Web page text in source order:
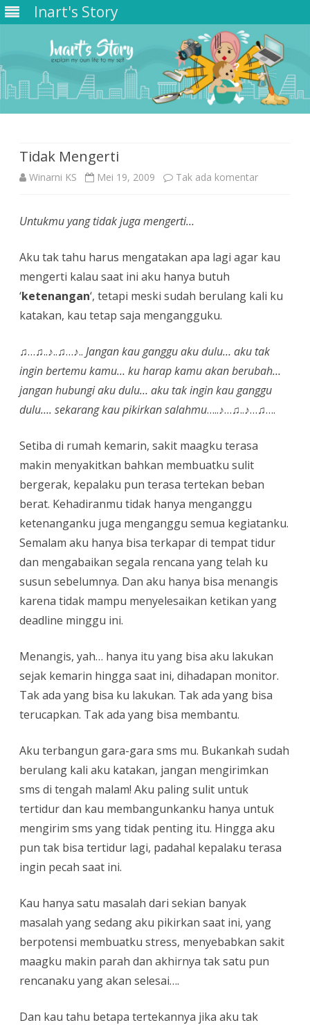
Inart's Story
Tidak Mengerti
Winarni KS Mei 19, 2009 Tak ada komentarpada
Untukmu yang tidak juga mengerti…
Aku tak tahu harus mengatakan apa lagi agar kau
mengerti kalau saat ini aku hanya butuh
‘ketenangan‘, tetapi meski sudah berulang kali ku
katakan, kau tetap saja mengangguku.
♫…♫..♪..♫…♪.. Jangan kau ganggu aku dulu… aku tak
ingin bertemu kamu… ku harap kamu akan berubah…
jangan hubungi aku dulu… aku tak ingin kau ganggu
dulu…. sekarang kau pikirkan salahmu…..♪…♫..♪…♫….
Setiba di rumah kemarin, sakit maagku terasa
makin menyakitkan bahkan membuatku sulit
bergerak, kepalaku pun terasa tertekan beban
berat. Kehadiranmu tidak hanya menganggu
ketenanganku juga menganggu semua kegiatanku.
Semalam aku hanya bisa terkapar di tempat tidur
dan mengabaikan segala rencana yang telah ku
susun sebelumnya. Dan aku hanya bisa menangis
karena tidak mampu menyelesaikan ketikan yang
deadline minggu ini.
Menangis, yah… hanya itu yang bisa aku lakukan
sejak kemarin hingga saat ini, dihadapan monitor.
Tak ada yang bisa ku lakukan. Tak ada yang bisa
terucapkan. Tak ada yang bisa membantu.
Aku terbangun gara-gara sms mu. Bukankah sudah
berulang kali aku katakan, jangan mengirimkan
sms di tengah malam! Aku paling sulit untuk
tertidur dan kau membangunkanku hanya untuk
mengirim sms yang tidak penting itu. Hingga aku
pun tak bisa tertidur lagi, padahal kepalaku terasa
ingin pecah saat ini.
Kau hanya satu masalah dari sekian banyak
masalah yang sedang aku pikirkan saat ini, yang
berpotensi membuatku stress, menyebabkan sakit
maagku makin parah dan akhirnya tak satu pun
rencanaku yang akan selesai….
Dan kau tahu betapa tertekannya jika aku tak